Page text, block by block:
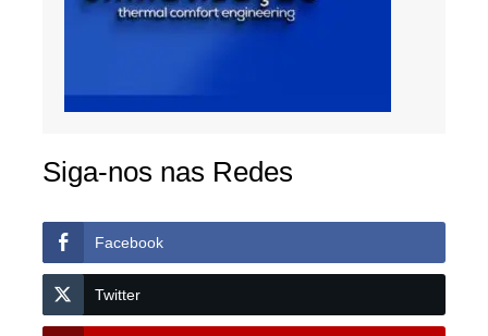
Siga-nos nas Redes
Facebook
Twitter